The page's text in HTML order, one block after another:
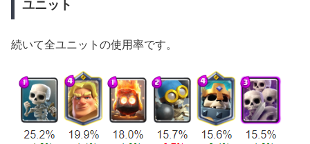
ユニット
続いて全ユニットの使用率です。